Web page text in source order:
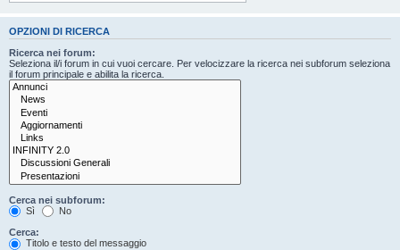
OPZIONI DI RICERCA
Ricerca nei forum:
Seleziona il/i forum in cui vuoi cercare. Per velocizzare la ricerca nei subforum seleziona
il forum principale e abilita la ricerca.
Cerca nei subforum:
Sì
No
Cerca:
Titolo e testo del messaggio